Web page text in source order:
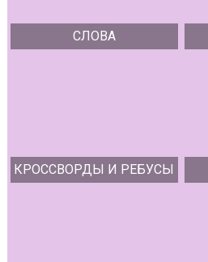
СЛОВА
КРОССВОРДЫ И РЕБУСЫ